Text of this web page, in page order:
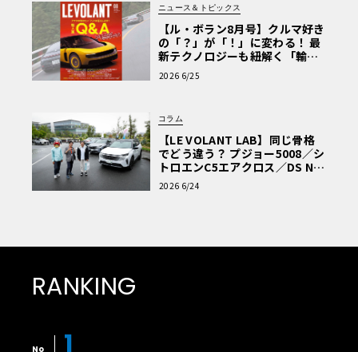
ニュース＆トピックス
【ル・ボラン8月号】クルマ好き
の「？」が「！」に変わる！ 最
新テクノロジーも紐解く「輸入
車Q&A」
2026 6/25
コラム
【LE VOLANT LAB】同じ骨格
でどう違う？ プジョー5008／シ
トロエンC5エアクロス／DS Nº4
読者一気乗りレポート
2026 6/24
RANKING
No 1